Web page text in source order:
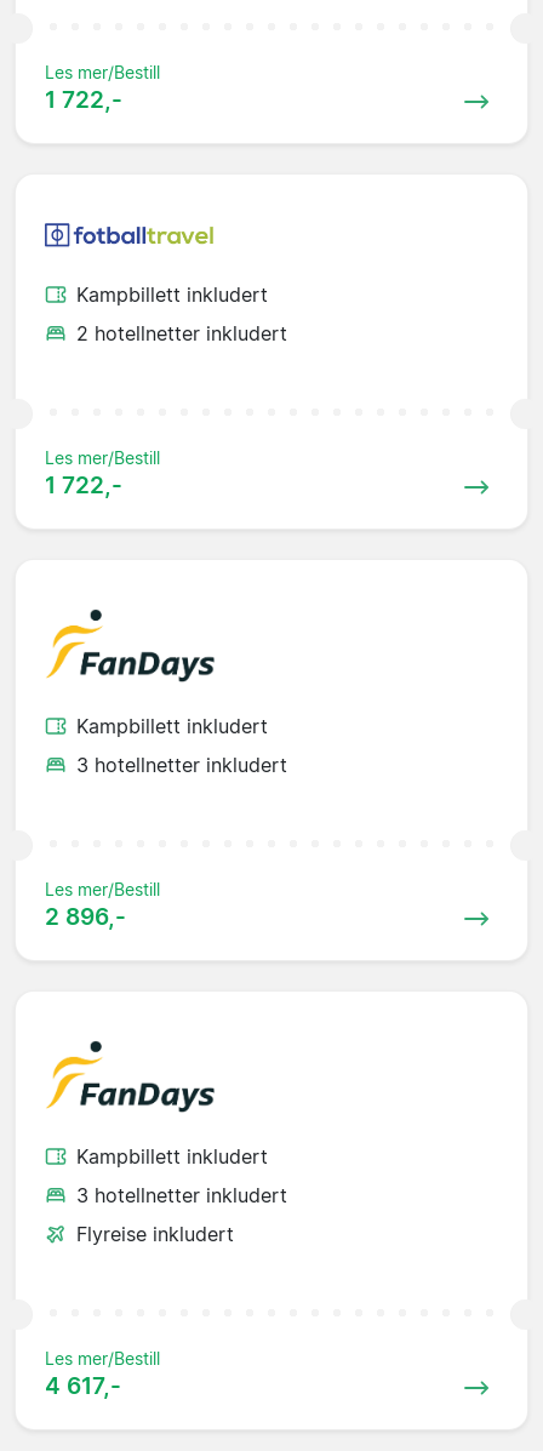
Les mer/Bestill
1 722,-
Kampbillett inkludert
2 hotellnetter inkludert
Les mer/Bestill
1 722,-
Kampbillett inkludert
3 hotellnetter inkludert
Les mer/Bestill
2 896,-
Kampbillett inkludert
3 hotellnetter inkludert
Flyreise inkludert
Les mer/Bestill
4 617,-